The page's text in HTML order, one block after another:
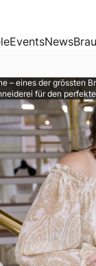
EventsNews
– eines der grössten
für den